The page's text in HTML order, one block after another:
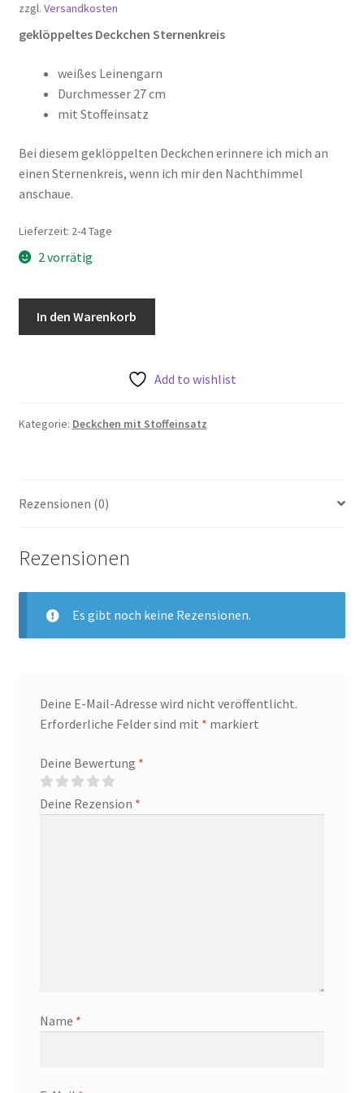
zzgl. Versandkosten
geklöppeltes Deckchen Sternenkreis
weißes Leinengarn
Durchmesser 27 cm
mit Stoffeinsatz
Bei diesem geklöppelten Deckchen erinnere ich mich an
einen Sternenkreis, wenn ich mir den Nachthimmel
anschaue.
Lieferzeit: 2-4 Tage
2 vorrätig
In den Warenkorb
Add to wishlist
Kategorie: Deckchen mit Stoffeinsatz
Rezensionen (0)
Rezensionen
Es gibt noch keine Rezensionen.
Deine E-Mail-Adresse wird nicht veröffentlicht.
Erforderliche Felder sind mit * markiert
Deine Bewertung *
Deine Rezension *
Name *